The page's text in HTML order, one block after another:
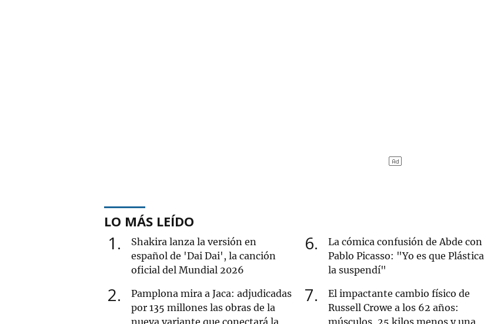
LO MÁS LEÍDO
1
Shakira lanza la versión en
español de 'Dai Dai', la canción
oficial del Mundial 2026
2
Pamplona mira a Jaca: adjudicadas
por 135 millones las obras de la
nueva variante que conectará la
6
La cómica confusión de Abde con
Pablo Picasso: "Yo es que Plástica
la suspendí"
7
El impactante cambio físico de
Russell Crowe a los 62 años:
músculos, 25 kilos menos y una